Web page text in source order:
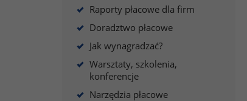
Raporty płacowe dla firm
Doradztwo płacowe
Jak wynagradzać?
Warsztaty, szkolenia,
konferencje
Narzędzia płacowe